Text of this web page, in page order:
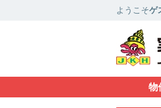
ようこそゲ
物